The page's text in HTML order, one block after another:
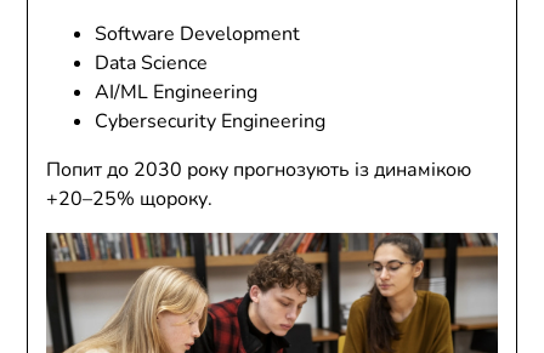
Software Development
Data Science
AI/ML Engineering
Cybersecurity Engineering
Попит до 2030 року прогнозують із динамікою
+20–25% щороку.